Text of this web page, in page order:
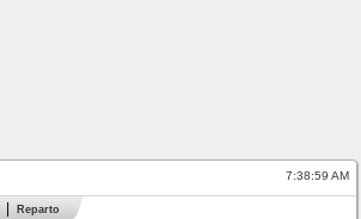
7:38:59 AM
Reparto